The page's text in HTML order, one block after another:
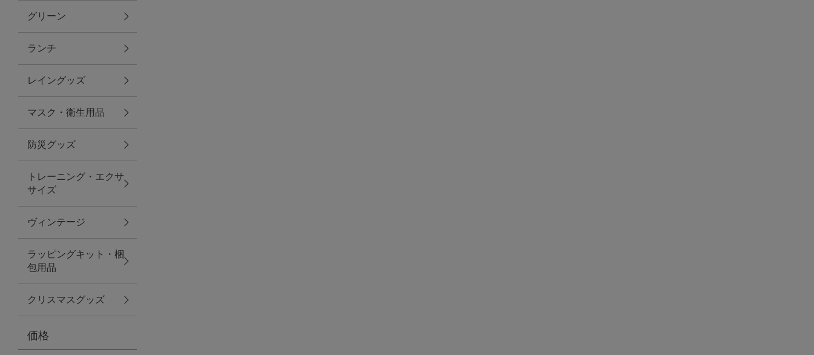
アクセサリー
ファッション雑貨
ファッショングッズ
スマホケース・アクセサリー
ポーチ
ステーショナリー
その他
紅茶・フード
グリーン
ランチ
レイングッズ
マスク・衛生用品
防災グッズ
トレーニング・エクサ
サイズ
ヴィンテージ
ラッピングキット・梱
包用品
クリスマスグッズ
価格